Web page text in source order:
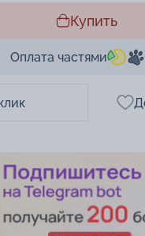
Купить
Оплата частями